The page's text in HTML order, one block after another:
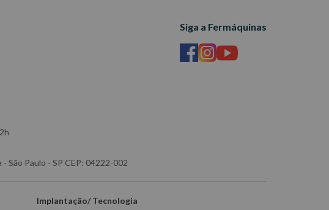
São Paulo - SP CEP: 04222-002
Siga a Fermáquinas
Implantação/ Tecnologia